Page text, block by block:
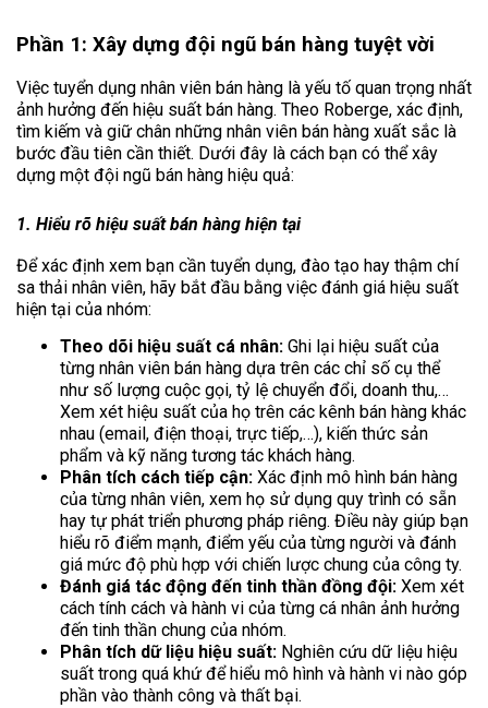
Phần 1: Xây dựng đội ngũ bán hàng tuyệt vời
Việc tuyển dụng nhân viên bán hàng là yếu tố quan trọng nhất
ảnh hưởng đến hiệu suất bán hàng. Theo Roberge, xác định,
tìm kiếm và giữ chân những nhân viên bán hàng xuất sắc là
bước đầu tiên cần thiết. Dưới đây là cách bạn có thể xây
dựng một đội ngũ bán hàng hiệu quả:
1. Hiểu rõ hiệu suất bán hàng hiện tại
Để xác định xem bạn cần tuyển dụng, đào tạo hay thậm chí
sa thải nhân viên, hãy bắt đầu bằng việc đánh giá hiệu suất
hiện tại của nhóm:
Theo dõi hiệu suất cá nhân: Ghi lại hiệu suất của
từng nhân viên bán hàng dựa trên các chỉ số cụ thể
như số lượng cuộc gọi, tỷ lệ chuyển đổi, doanh thu,…
Xem xét hiệu suất của họ trên các kênh bán hàng khác
nhau (email, điện thoại, trực tiếp,…), kiến thức sản
phẩm và kỹ năng tương tác khách hàng.
Phân tích cách tiếp cận: Xác định mô hình bán hàng
của từng nhân viên, xem họ sử dụng quy trình có sẵn
hay tự phát triển phương pháp riêng. Điều này giúp bạn
hiểu rõ điểm mạnh, điểm yếu của từng người và đánh
giá mức độ phù hợp với chiến lược chung của công ty.
Đánh giá tác động đến tinh thần đồng đội: Xem xét
cách tính cách và hành vi của từng cá nhân ảnh hưởng
đến tinh thần chung của nhóm.
Phân tích dữ liệu hiệu suất: Nghiên cứu dữ liệu hiệu
suất trong quá khứ để hiểu mô hình và hành vi nào góp
phần vào thành công và thất bại.